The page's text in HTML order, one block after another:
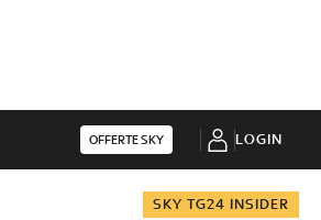
OFFERTE SKY LOGIN
SKY TG24 INSIDER